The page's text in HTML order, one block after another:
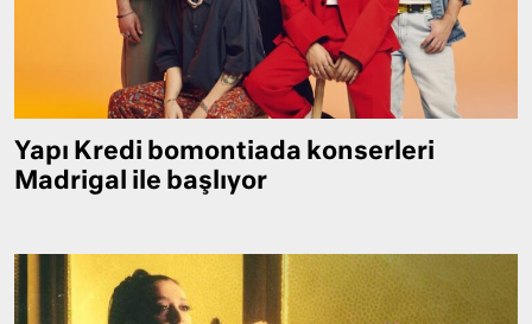
Yapı Kredi bomontiada konserleri
Madrigal ile başlıyor